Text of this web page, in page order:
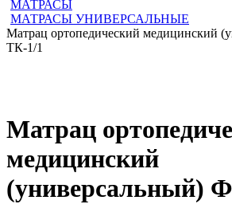
МАТРАСЫ
МАТРАСЫ УНИВЕРСАЛЬНЫЕ
Матрац ортопедический медицинский
ТК-1/1
Матрац
медицинский
(универсальный)